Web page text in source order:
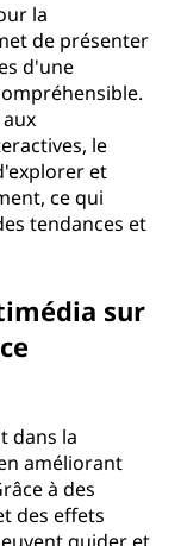
la
de présenter
d'une
le
et
ce qui
tendances et
sur
dans la
améliorant
à des
des effets